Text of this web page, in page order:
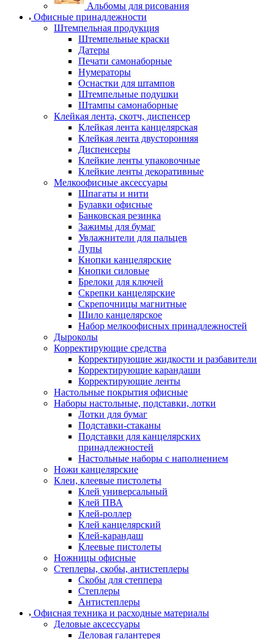
Альбомы для рисования
Офисные принадлежности
Штемпельная продукция
Штемпельные краски
Датеры
Печати самонаборные
Нумераторы
Оснастки для штампов
Штемпельные подушки
Штампы самонаборные
Клейкая лента, скотч, диспенсер
Клейкая лента канцелярская
Клейкая лента двусторонняя
Диспенсеры
Клейкие ленты упаковочные
Клейкие ленты декоративные
Мелкоофисные аксессуары
Шпагаты и нити
Булавки офисные
Банковская резинка
Зажимы для бумаг
Увлажнители для пальцев
Лупы
Кнопки канцелярские
Кнопки силовые
Брелоки для ключей
Скрепки канцелярские
Скрепочницы магнитные
Шило канцелярское
Набор мелкоофисных принадлежностей
Дыроколы
Корректирующие средства
Корректирующие жидкости и разбавители
Корректирующие карандаши
Корректирующие ленты
Настольные покрытия офисные
Наборы настольные, подставки, лотки
Лотки для бумаг
Подставки-стаканы
Подставки для канцелярских
принадлежностей
Настольные наборы с наполнением
Ножи канцелярские
Клеи, клеевые пистолеты
Клей универсальный
Клей ПВА
Клей-роллер
Клей канцелярский
Клей-карандаш
Клеевые пистолеты
Ножницы офисные
Степлеры, скобы, антистеплеры
Скобы для степпера
Степлеры
Антистеплеры
Офисная техника и расходные материалы
Деловые аксессуары
Деловая галантерея